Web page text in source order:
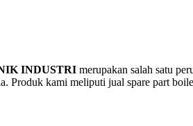
INDUSTRI merupakan salah satu
Produk kami meliputi jual spare part